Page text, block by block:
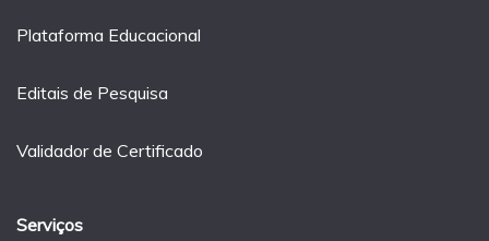
Plataforma Educacional
Editais de Pesquisa
Validador de Certificado
Serviços